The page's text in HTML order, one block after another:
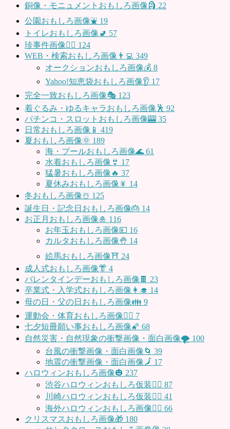
銅像・モニュメントおもしろ画像🗿 22
公園おもしろ画像⛲️ 19
トイレおもしろ画像🚽 57
珍事件画像👮‍♂️ 124
WEB・検索おもしろ画像👨‍💻 349
オークションおもしろ画像💰 8
Yahoo!知恵袋おもしろ画像👂 17
完全一致おもしろ画像🎭 123
着ぐるみ・ゆるキャラおもしろ画像🕺 92
パチンコ・スロットおもしろ画像🎰 35
日常おもしろ画像📱 419
夏おもしろ画像🌞 189
海・プールおもしろ画像🌊 61
水着おもしろ画像👙 17
猛暑おもしろ画像🔥 37
夏休みおもしろ画像🎇 14
冬おもしろ画像☃️ 125
誕生日・記念日おもしろ画像🎂 14
お正月おもしろ画像🎍 116
お年玉おもしろ画像💴 16
カルタおもしろ画像🤚 14
絵馬おもしろ画像⛩ 24
成人式おもしろ画像👘 4
バレンタインデーおもしろ画像🍫 23
卒業式・入学式おもしろ画像👩‍🎓 14
母の日・父の日おもしろ画像👪 9
運動会・体育おもしろ画像🤸‍♂️ 7
七夕短冊願い事おもしろ画像🌠 68
自然災害・自然現象の衝撃画像・面白画像🌪 100
台風の衝撃画像・面白画像🌀 39
地震の衝撃画像・面白画像🗾 17
ハロウィンおもしろ画像🎃 237
渋谷ハロウィンおもしろ仮装👯‍♂️ 87
川崎ハロウィンおもしろ仮装🧞‍♀️ 41
海外ハロウィンおもしろ画像🧛‍♂️ 66
クリスマスおもしろ画像🎁 180